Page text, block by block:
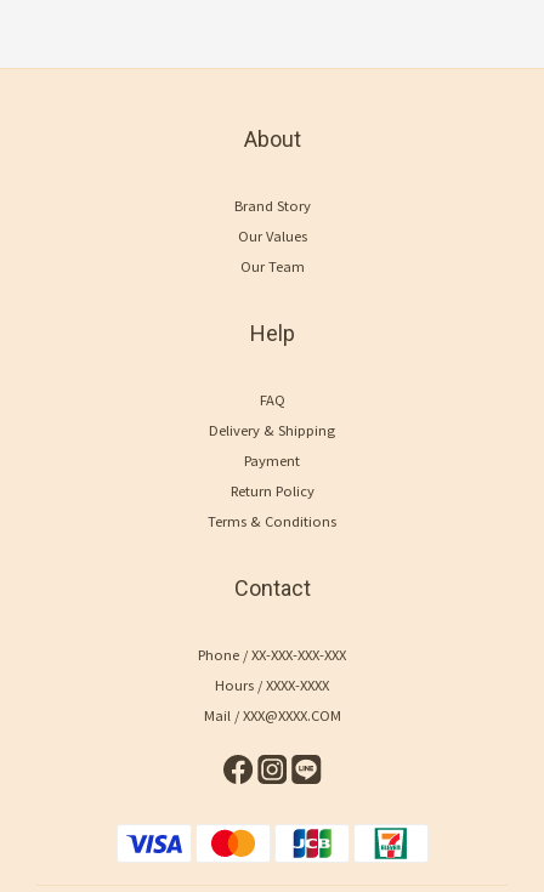
About
Brand Story
Our Values
Our Team
Help
FAQ
Delivery & Shipping
Payment
Return Policy
Terms & Conditions
Contact
Phone / XX-XXX-XXX-XXX
Hours / XXXX-XXXX
Mail / XXX@XXXX.COM